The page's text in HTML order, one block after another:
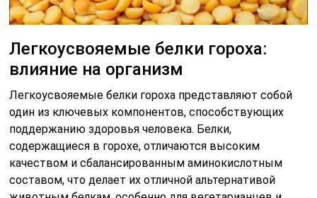
Легкоусвояемые белки гороха:
влияние на организм
Легкоусвояемые белки гороха представляют собой
один из ключевых компонентов, способствующих
поддержанию здоровья человека. Белки,
содержащиеся в горохе, отличаются высоким
качеством и сбалансированным аминокислотным
составом, что делает их отличной альтернативой